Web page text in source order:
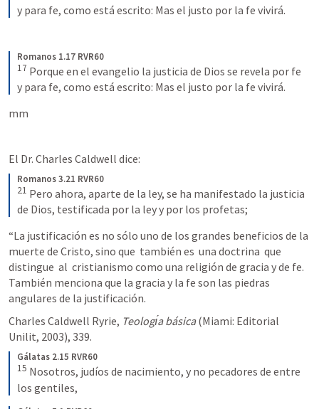
y para fe, como está escrito: Mas el justo por la fe vivirá.
Romanos 1.17 RVR60
17 Porque en el evangelio la justicia de Dios se revela por fe
y para fe, como está escrito: Mas el justo por la fe vivirá.
mm
El Dr. Charles Caldwell dice:
Romanos 3.21 RVR60
21 Pero ahora, aparte de la ley, se ha manifestado la justicia
de Dios, testificada por la ley y por los profetas;
“La justificación es no sólo uno de los grandes beneficios de la
muerte de Cristo, sino que  también es  una doctrina  que
distingue  al  cristianismo como una religión de gracia y de fe.
También menciona que la gracia y la fe son las piedras
angulares de la justificación.
Charles Caldwell Ryrie, Teologı́a básica (Miami: Editorial
Unilit, 2003), 339.
Gálatas 2.15 RVR60
15 Nosotros, judíos de nacimiento, y no pecadores de entre
los gentiles,